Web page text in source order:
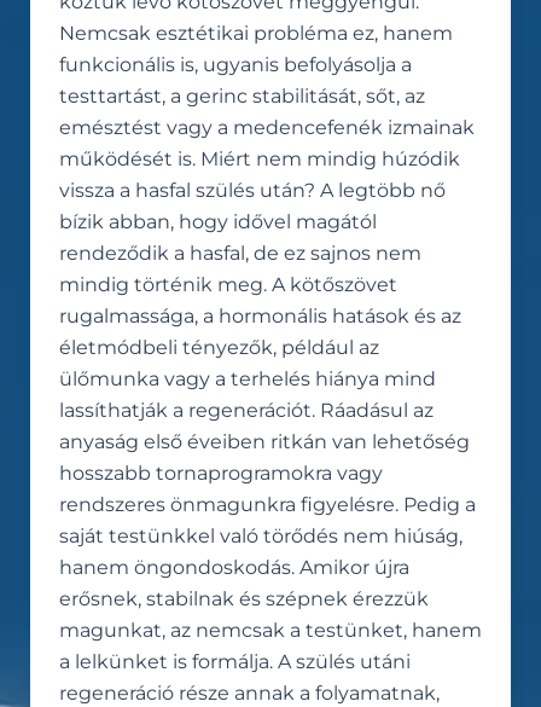
Nemcsak esztétikai probléma ez, hanem
funkcionális is, ugyanis befolyásolja a
testtartást, a gerinc stabilitását, sőt, az
emésztést vagy a medencefenék izmainak
működését is. Miért nem mindig húzódik
vissza a hasfal szülés után? A legtöbb nő
bízik abban, hogy idővel magától
rendeződik a hasfal, de ez sajnos nem
mindig történik meg. A kötőszövet
rugalmassága, a hormonális hatások és az
életmódbeli tényezők, például az
ülőmunka vagy a terhelés hiánya mind
lassíthatják a regenerációt. Ráadásul az
anyaság első éveiben ritkán van lehetőség
hosszabb tornaprogramokra vagy
rendszeres önmagunkra figyelésre. Pedig a
saját testünkkel való törődés nem hiúság,
hanem öngondoskodás. Amikor újra
erősnek, stabilnak és szépnek érezzük
magunkat, az nemcsak a testünket, hanem
a lelkünket is formálja. A szülés utáni
regeneráció része annak a folyamatnak,